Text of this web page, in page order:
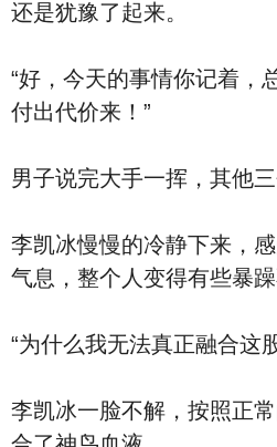
还是犹豫了起来。
“好，今天的事情你记着，
付出代价来！”
男子说完大手一挥，其他
李凯冰慢慢的冷静下来，
气息，整个人变得有些暴躁
“为什么我无法真正融合这
李凯冰一脸不解，按照正